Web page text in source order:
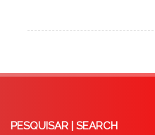
PESQUISAR | SEARCH